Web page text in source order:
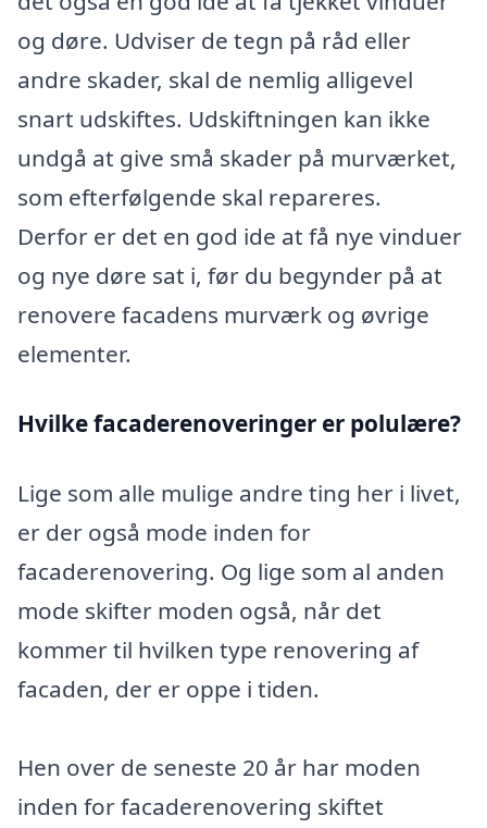
og døre. Udviser de tegn på råd eller
andre skader, skal de nemlig alligevel
snart udskiftes. Udskiftningen kan ikke
undgå at give små skader på murværket,
som efterfølgende skal repareres.
Derfor er det en god ide at få nye vinduer
og nye døre sat i, før du begynder på at
renovere facadens murværk og øvrige
elementer.
Hvilke facaderenoveringer er polulære?
Lige som alle mulige andre ting her i livet,
er der også mode inden for
facaderenovering. Og lige som al anden
mode skifter moden også, når det
kommer til hvilken type renovering af
facaden, der er oppe i tiden.
Hen over de seneste 20 år har moden
inden for facaderenovering skiftet